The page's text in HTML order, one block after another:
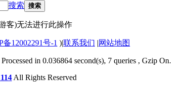
搜索 搜索
客)无法进行此操作
备12002291号-1 )|联系我们 |网站地图
Processed in 0.036864 second(s), 7 queries , Gzip On.
All Rights Reserved